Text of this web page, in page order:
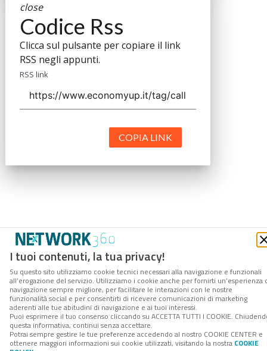
I tuoi contenuti, la tua privacy!
Su questo sito utilizziamo cookie tecnici necessari alla navigazione e funzionali
all’erogazione del servizio. Utilizziamo i cookie anche per fornirti un’esperienza
navigazione sempre migliore, per facilitare le interazioni con le nostre
funzionalità social e per consentirti di ricevere comunicazioni di marketing
aderenti alle tue abitudini di navigazione e ai tuoi interessi.
Puoi esprimere il tuo consenso cliccando su ACCETTA TUTTI I COOKIE.
questa informativa, continui senza accettare.
Potrai sempre gestire le tue preferenze accedendo al nostro COOKIE CENTER e
ottenere maggiori informazioni sui cookie utilizzati, visitando la nostra COOKIE
close
Codice Rss
Clicca sul pulsante per copiare il link
RSS negli appunti.
RSS link
COPIA LINK